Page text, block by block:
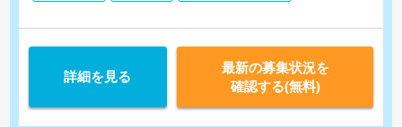
詳細を見る
最新の募集状況を
確認する(無料)